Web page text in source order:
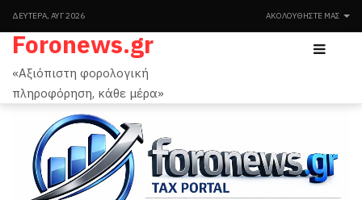
ΔΕΥΤΈΡΑ, ΑΥΓ 2026 ΑΚΟΛΟΥΘΉΣΤΕ ΜΑΣ
Foronews.gr
«Αξιόπιστη φορολογική
πληροφόρηση, κάθε μέρα»